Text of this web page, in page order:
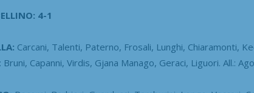
4-1
Carcani, Talenti, Paterno, Frosali, Lunghi, Chiaramonti,
Bruni, Capanni, Virdis, Gjana Manago, Geraci, Liguori. All.: